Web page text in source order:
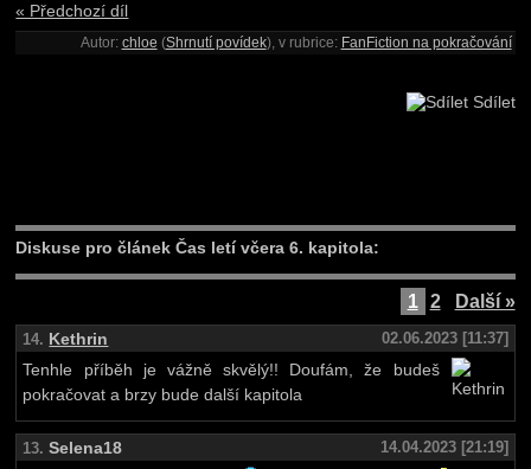
« Předchozí díl
Autor: chloe (Shrnutí povídek), v rubrice: FanFiction na pokračování
Sdílet
Diskuse pro článek Čas letí včera 6. kapitola:
1 2 Další »
14. Kethrin
02.06.2023 [11:37]
Tenhle příběh je vážně skvělý!! Doufám, že budeš
pokračovat a brzy bude další kapitola
13. Selena18
14.04.2023 [21:19]